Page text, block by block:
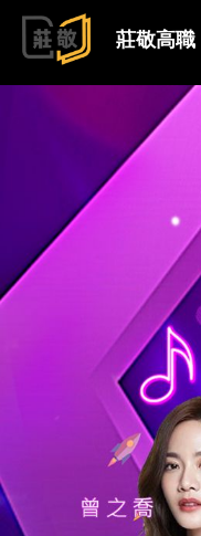
跳到主要內容
莊敬高職